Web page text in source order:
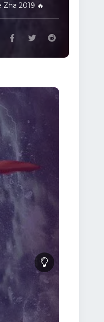
2019 🔥
și întuneric:
profund:
a unei
din prima clipă
frământat
relațiile dintre
sonoră
HD” „Ne
poveste
pe
care
despre
acum Ne Zha